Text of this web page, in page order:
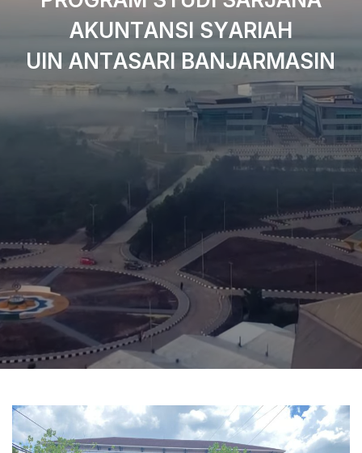
UIN ANTASARI BANJARMASIN
AKUNTANSI SYARIAH